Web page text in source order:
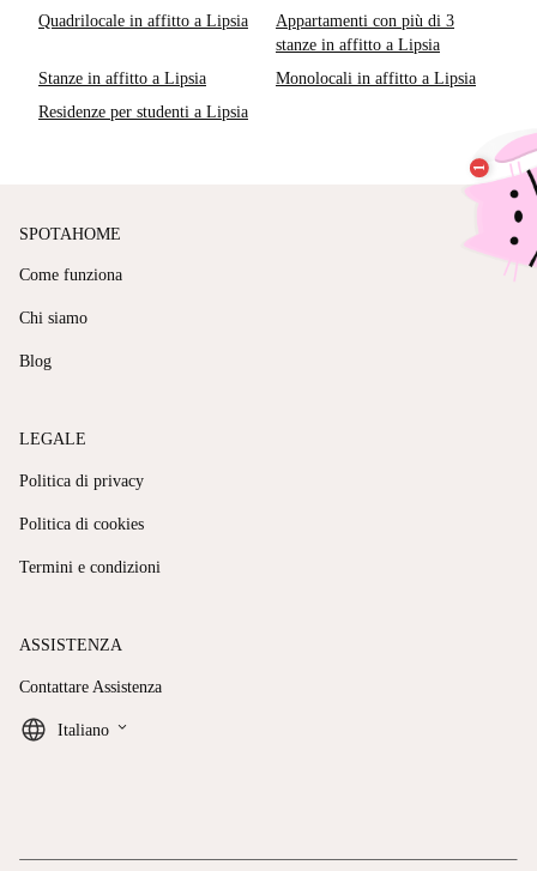
Quadrilocale in affitto a Lipsia
Appartamenti con più di 3
stanze in affitto a Lipsia
Stanze in affitto a Lipsia
Monolocali in affitto a Lipsia
Residenze per studenti a Lipsia
SPOTAHOME
Come funziona
Chi siamo
Blog
LEGALE
Politica di privacy
Politica di cookies
Termini e condizioni
ASSISTENZA
Contattare Assistenza
Italiano keyboard_arrow_down